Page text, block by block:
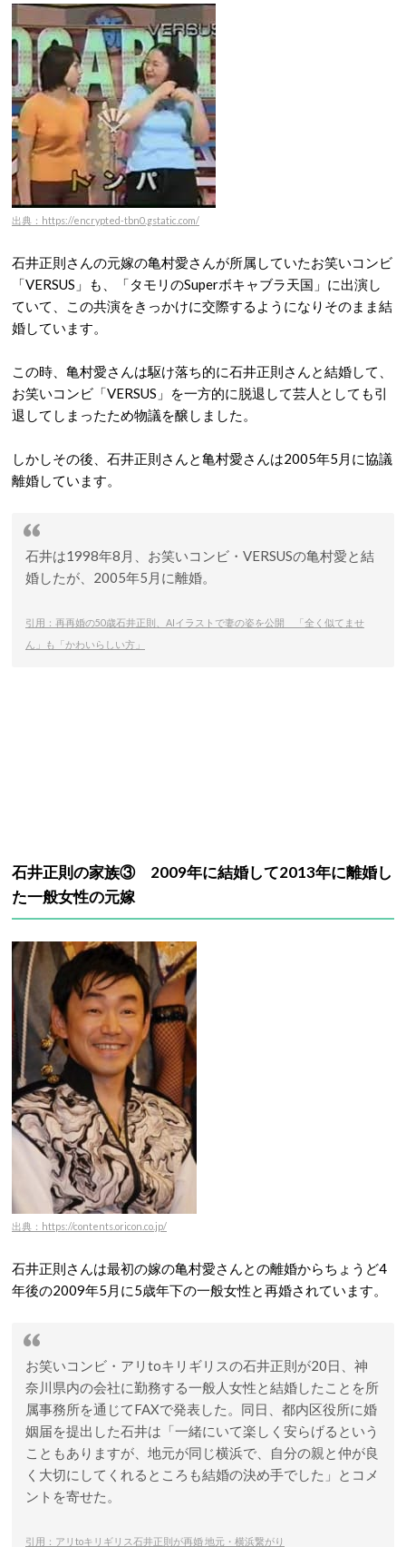
出典：https://encrypted-tbn0.gstatic.com/
石井正則さんの元嫁の亀村愛さんが所属していたお笑いコンビ
「VERSUS」も、「タモリのSuperボキャブラ天国」に出演し
ていて、この共演をきっかけに交際するようになりそのまま結
婚しています。
この時、亀村愛さんは駆け落ち的に石井正則さんと結婚して、
お笑いコンビ「VERSUS」を一方的に脱退して芸人としても引
退してしまったため物議を醸しました。
しかしその後、石井正則さんと亀村愛さんは2005年5月に協議
離婚しています。
石井は1998年8月、お笑いコンビ・VERSUSの亀村愛と結
婚したが、2005年5月に離婚。
引用：再再婚の50歳石井正則、AIイラストで妻の姿を公開 「全く似てませ
ん」も「かわいらしい方」
石井正則の家族③ 2009年に結婚して2013年に離婚し
た一般女性の元嫁
出典：https://contents.oricon.co.jp/
石井正則さんは最初の嫁の亀村愛さんとの離婚からちょうど4
年後の2009年5月に5歳年下の一般女性と再婚されています。
お笑いコンビ・アリtoキリギリスの石井正則が20日、神
奈川県内の会社に勤務する一般人女性と結婚したことを所
属事務所を通じてFAXで発表した。同日、都内区役所に婚
姻届を提出した石井は「一緒にいて楽しく安らげるという
こともありますが、地元が同じ横浜で、自分の親と仲が良
く大切にしてくれるところも結婚の決め手でした」とコメ
ントを寄せた。
引用：アリtoキリギリス石井正則が再婚 地元・横浜繋がり